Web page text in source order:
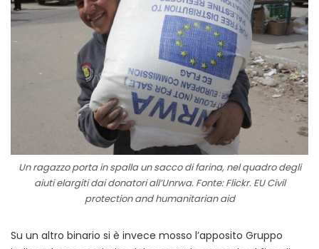
Un ragazzo porta in spalla un sacco di farina, nel quadro degli
aiuti elargiti dai donatori all’Unrwa. Fonte: Flickr. EU Civil
protection and humanitarian aid
Su un altro binario si è invece mosso l’apposito Gruppo